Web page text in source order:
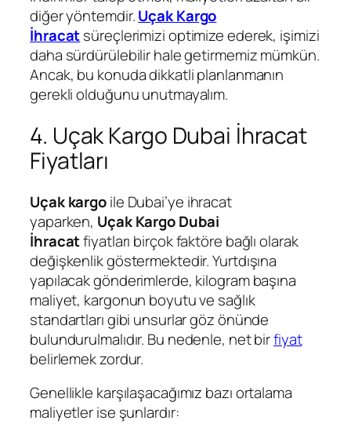
diğer yöntemdir.Uçak Kargo
İhracatsüreçlerimizi optimize ederek, işimizi
daha sürdürülebilir hale getirmemiz mümkün.
Ancak, bu konuda dikkatli planlanmanın
gerekli olduğunu unutmayalım.
4. Uçak Kargo Dubai İhracat
Fiyatları
Uçak kargoile Dubai’ye ihracat
yaparken, Uçak Kargo Dubai
İhracatfiyatları birçok faktöre bağlı olarak
değişkenlik göstermektedir. Yurtdışına
yapılacak gönderimlerde, kilogram başına
maliyet, kargonun boyutu ve sağlık
standartları gibi unsurlar göz önünde
bulundurulmalıdır. Bu nedenle, net birfiyat
belirlemek zordur.
Genellikle karşılaşacağımız bazı ortalama
maliyetler ise şunlardır: